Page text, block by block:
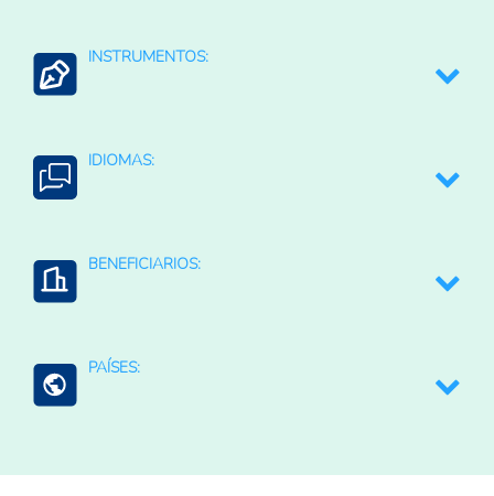
Agua para la agricultura
Contexto Agroalimentario
INSTRUMENTOS:
Estrategias, planes, políticas o lineamientos;
sectoriales o nacionales
IDIOMAS:
BENEFICIARIOS:
Productores agropecuarios
PAÍSES:
Panamá